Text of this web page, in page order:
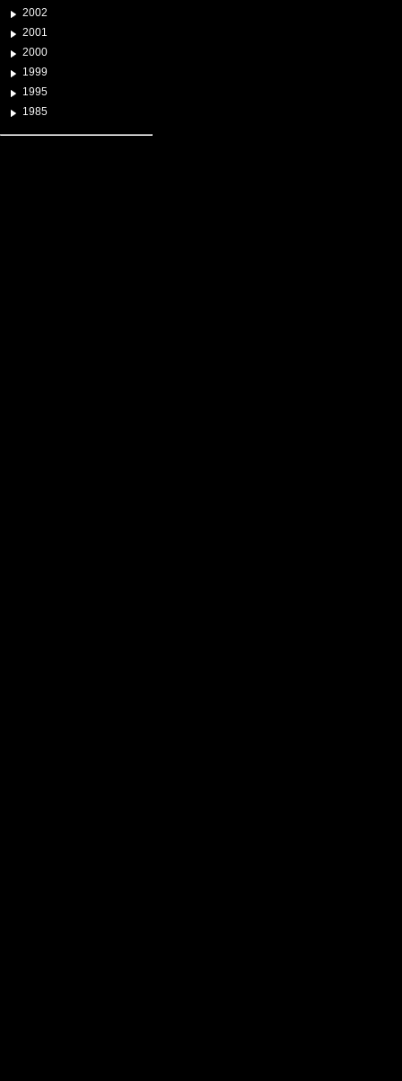
2002
2001
2000
1999
1995
1985